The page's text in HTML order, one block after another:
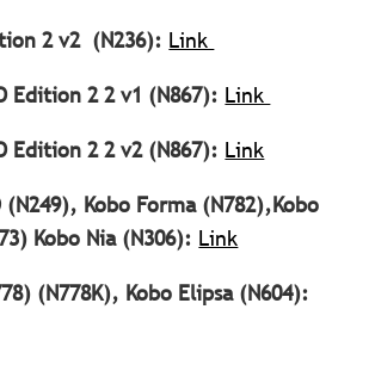
2 v2 (N236): Link
Edition 2 2 v1 (N867): Link
Edition 2 2 v2 (N867): Link
(N249), Kobo Forma (N782),Kobo
Kobo Nia (N306): Link
(N778K), Kobo Elipsa (N604):